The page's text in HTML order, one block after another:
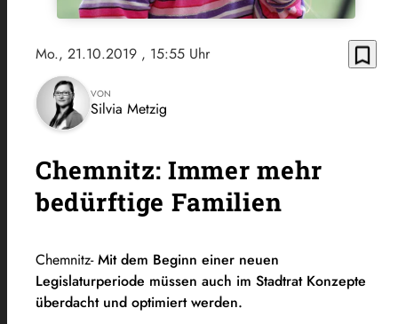
Mo., 21.10.2019 , 15:55 Uhr bookmark_border
VON
Silvia Metzig
Chemnitz: Immer mehr
bedürftige Familien
Chemnitz-Mit dem Beginn einer neuen
Legislaturperiode müssen auch im Stadtrat Konzepte
überdacht und optimiert werden.